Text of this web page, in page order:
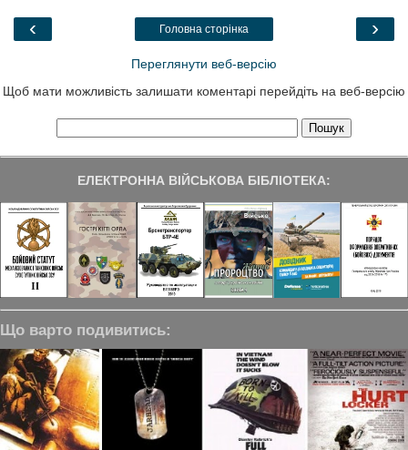
o
a
‹ ›
Головна сторінка
Переглянути веб-версію
Щоб мати можливість залишати коментарі перейдіть на веб-версію
ЕЛЕКТРОННА ВІЙСЬКОВА БІБЛІОТЕКА:
Що варто подивитись: